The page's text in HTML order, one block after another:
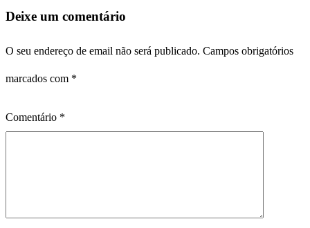
Deixe um comentário
O seu endereço de email não será publicado. Campos obrigatórios
marcados com *
Comentário *